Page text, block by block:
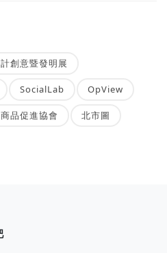
創意暨發明展
SocialLab OpView
品促進協會 北市圖